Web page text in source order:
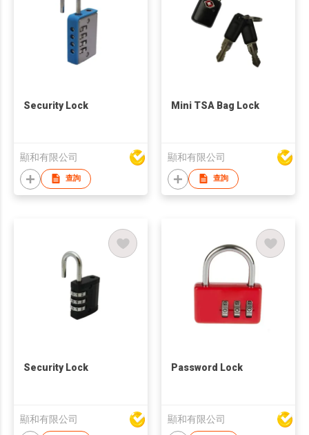
Security Lock
顯和有限公司
查詢
Mini TSA Bag Lock
顯和有限公司
查詢
Security Lock
顯和有限公司
Password Lock
顯和有限公司